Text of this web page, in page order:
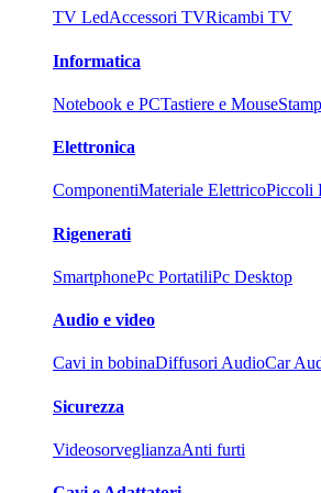
TV LedAccessori TVRicambi TV
Informatica
Notebook e PCTastiere e Mouse
Elettronica
ComponentiMateriale ElettricoPiccoli
Rigenerati
SmartphonePc PortatiliPc Desktop
Audio e video
Cavi in bobinaDiffusori AudioCar
Sicurezza
VideosorveglianzaAnti furti